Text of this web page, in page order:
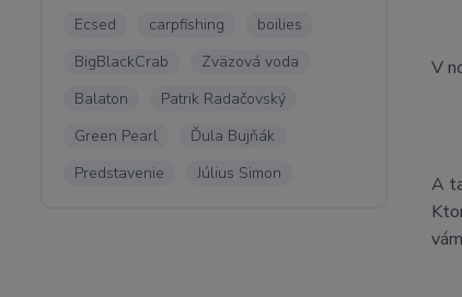
Ecsed
carpfishing
boilies
BigBlackCrab
Zväzová voda
Balaton
Patrik Radačovský
Green Pearl
Ďula Bujňák
Predstavenie
Július Simon
V
A